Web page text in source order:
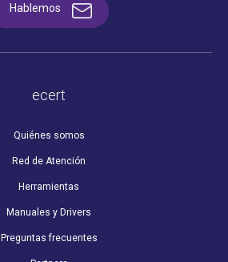
Hablemos
ecert
Quiénes somos
Red de Atención
Herramientas
Manuales y Drivers
Preguntas frecuentes